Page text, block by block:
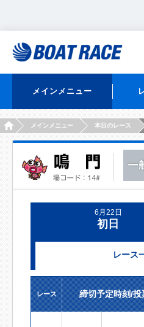
メインメニュー
HOMEメインメニュー 本日のレース
6月22日
初日
レース
レース
締切予定時刻/投